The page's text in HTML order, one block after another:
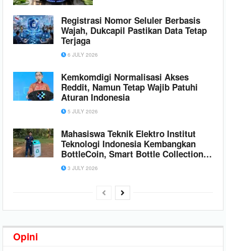
Registrasi Nomor Seluler Berbasis
Wajah, Dukcapil Pastikan Data Tetap
Terjaga
6 JULY 2026
Kemkomdigi Normalisasi Akses
Reddit, Namun Tetap Wajib Patuhi
Aturan Indonesia
5 JULY 2026
Mahasiswa Teknik Elektro Institut
Teknologi Indonesia Kembangkan
BottleCoin, Smart Bottle Collection
Station Berbasis IoT untuk
Mendukung Daur Ulang Plastik
3 JULY 2026
Opini